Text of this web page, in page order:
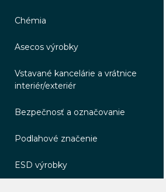
Chémia
Asecos výrobky
Vstavané kancelárie a vrátnice
interiér/exteriér
Bezpečnosť a označovanie
Podlahové značenie
ESD výrobky